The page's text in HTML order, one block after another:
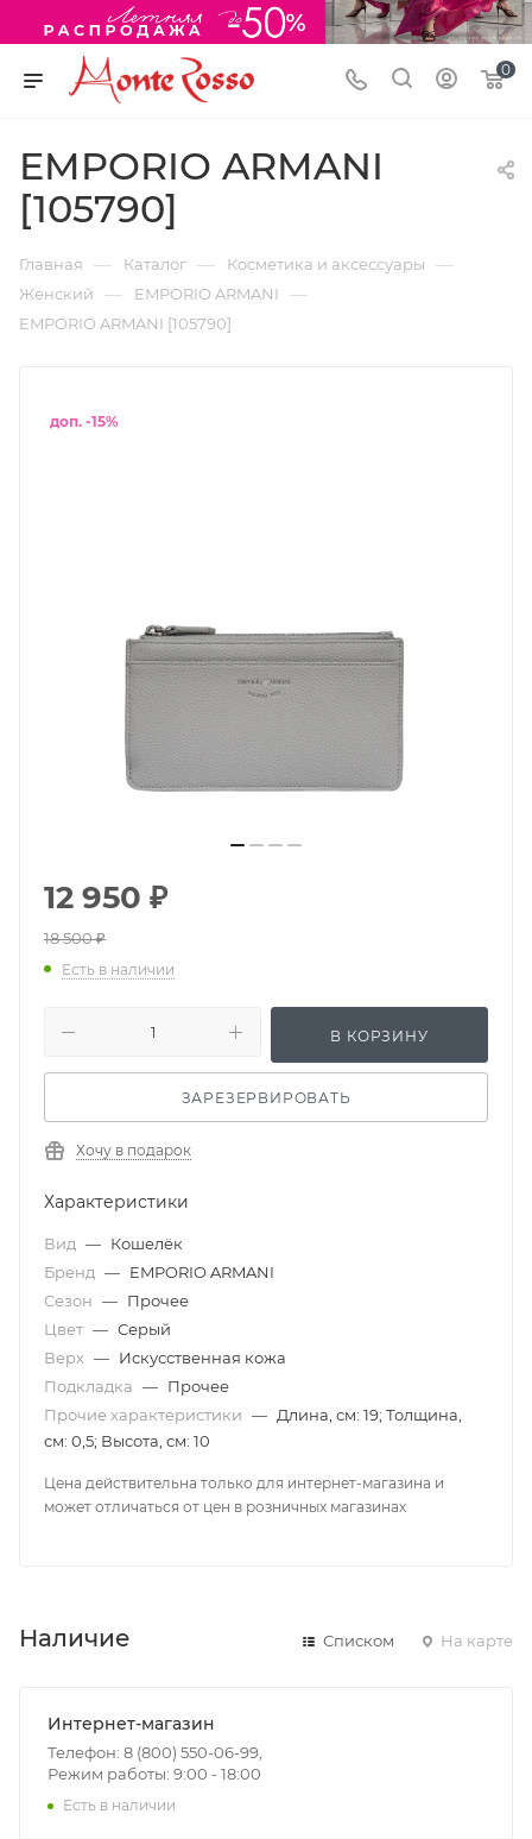
0
EMPORIO ARMANI
[105790]
Главная — Каталог — Косметика и аксессуары —
Женский — EMPORIO ARMANI —
EMPORIO ARMANI [105790]
доп. -15%
12 950 ₽
18 500₽
Есть в наличии
В КОРЗИНУ
ЗАРЕЗЕРВИРОВАТЬ
Хочу в подарок
Характеристики
Вид — Кошелёк
Бренд — EMPORIO ARMANI
Сезон — Прочее
Цвет — Серый
Верх — Искусственная кожа
Подкладка — Прочее
Прочие характеристики — Длина, см: 19; Толщина,
см: 0,5; Высота, см: 10
Цена действительна только для интернет-магазина и
может отличаться от цен в розничных магазинах
Наличие Списком На карте
Интернет-магазин
Телефон: 8 (800) 550-06-99,
Режим работы: 9:00 - 18:00
Есть в наличии